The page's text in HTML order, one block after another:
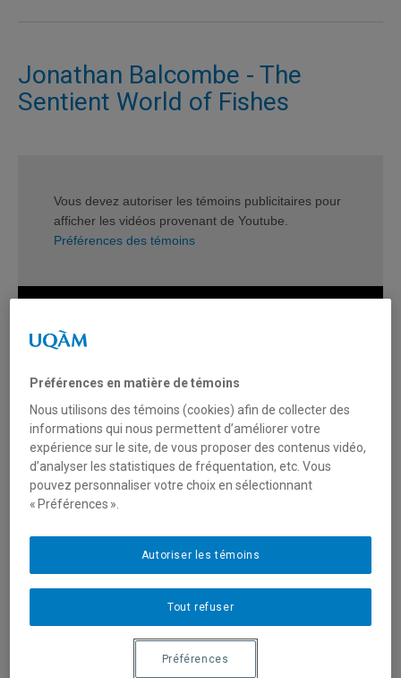
Jonathan Balcombe - The
Sentient World of Fishes
Vous devez autoriser les témoins publicitaires pour
afficher les vidéos provenant de Youtube.
Préférences des témoins
Préférences en matière de témoins
Nous utilisons des témoins (cookies) afin de collecter des
informations qui nous permettent d’améliorer votre
expérience sur le site, de vous proposer des contenus vidéo,
d’analyser les statistiques de fréquentation, etc. Vous
pouvez personnaliser votre choix en sélectionnant
« Préférences ».
Tout refuser
Autoriser les témoins
Préférences